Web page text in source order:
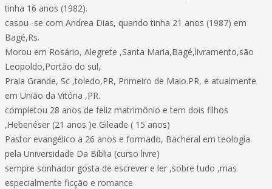
tinha 16 anos (1982).
casou -se com Andrea Dias, quando tinha 21 anos (1987) em
Bagé,Rs.
Morou em Rosário, Alegrete ,Santa Maria,Bagé,livramento,são
Leopoldo,Portão do sul,
Praia Grande, Sc ,toledo,PR, Primeiro de Maio.PR, e atualmente
em União da Vitória ,PR.
completou 28 anos de feliz matrimônio e tem dois filhos
,Hebenéser (21 anos )e Gileade ( 15 anos)
Pastor evangélico a 26 anos e formado, Bacheral em teologia
pela Universidade Da Bíblia (curso livre)
sempre sonhador gosta de escrever e ler ,sobre tudo ,mas
especialmente ficção e romance